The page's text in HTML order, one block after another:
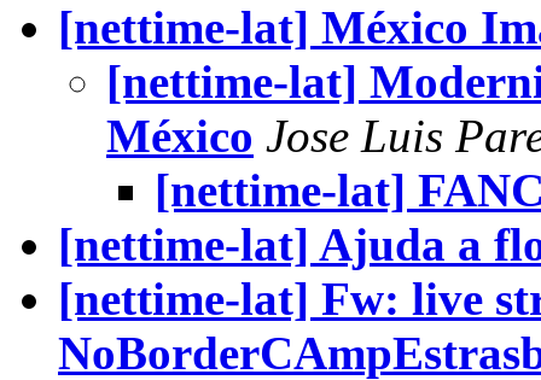
[nettime-lat] México
[nettime-lat]
México Jose Luis
[nettime-lat]
[nettime-lat] Ajuda a
[nettime-lat] Fw: live